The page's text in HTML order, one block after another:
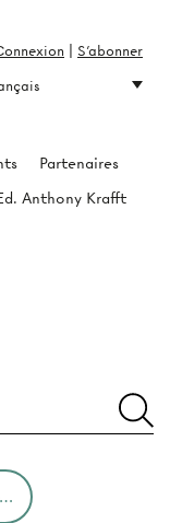
Partenaires
Anthony Krafft
S'abonner